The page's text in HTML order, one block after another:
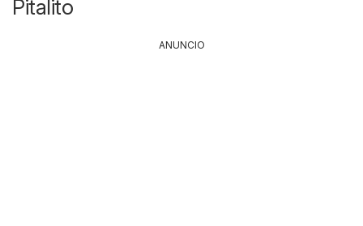
Pitalito
ANUNCIO